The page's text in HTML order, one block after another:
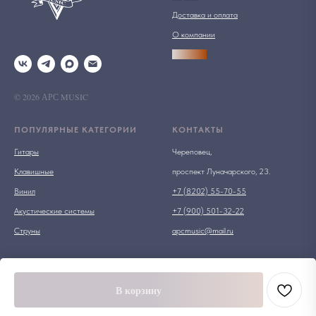
В корзину
© 2026 АРС MUSIC
Доставка и оплата
О компании
ПОПУЛЯРНЫЕ КАТЕГОРИИ
Гитары
Клавишные
Винил
Акустические системы
Струны
КОНТАКТЫ
Череповец,
проспект Луначарского, 23.
+7 (8202) 55-70-55
+7 (900) 501-32-22
apcmusic@mail.ru